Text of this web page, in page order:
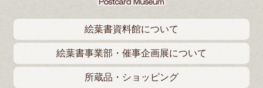
絵葉書資料館について
絵葉書事業部・催事企画展について
所蔵品・ショッピング